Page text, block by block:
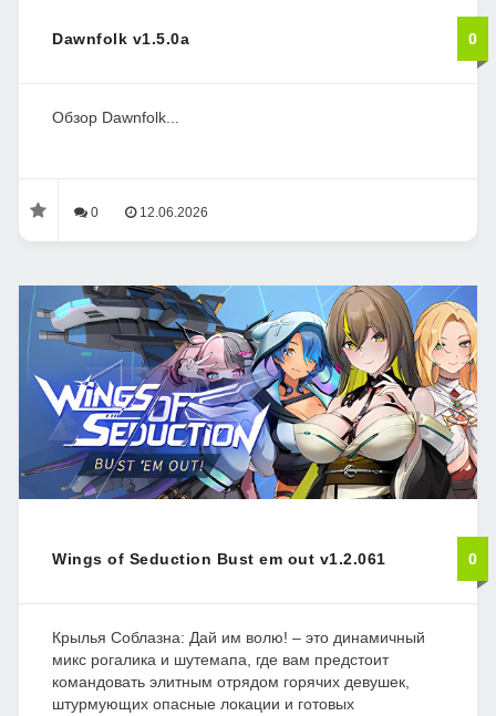
Dawnfolk v1.5.0a 0
Обзор Dawnfolk...
0 12.06.2026
Wings of Seduction Bust em out v1.2.061 0
Крылья Соблазна: Дай им волю! – это динамичный
микс рогалика и шутемапа, где вам предстоит
командовать элитным отрядом горячих девушек,
штурмующих опасные локации и готовых